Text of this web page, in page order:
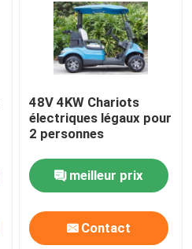
48V 4KW Chariots
électriques légaux pour
2 personnes
meilleur prix
Contact